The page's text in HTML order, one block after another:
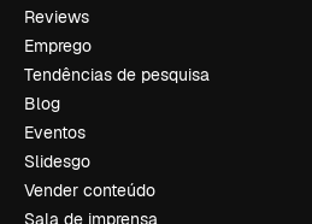
Reviews
Emprego
Tendências de pesquisa
Blog
Eventos
Slidesgo
Vender conteúdo
Sala de imprensa